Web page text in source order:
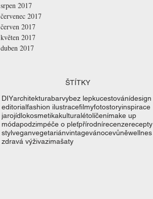
srpen 2017
červenec 2017
červen 2017
květen 2017
duben 2017
ŠTÍTKY
DIYarchitekturabarvybez lepkucestovánídesign
editorialfashion ilustracefilmyfotostoryinspirace
jarojídlokosmetikakulturalétolíčenímake up
módapodzimpéče o pleťpřírodnírecenzerecepty
stylveganvegetariánvintagevánocevůněwellnes
zdravá výživazimašaty